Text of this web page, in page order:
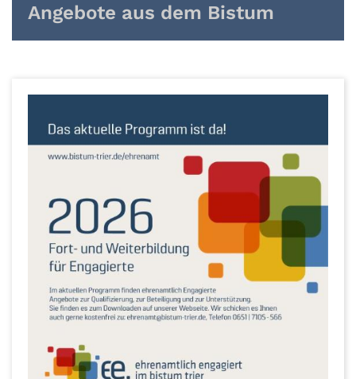
Angebote aus dem Bistum